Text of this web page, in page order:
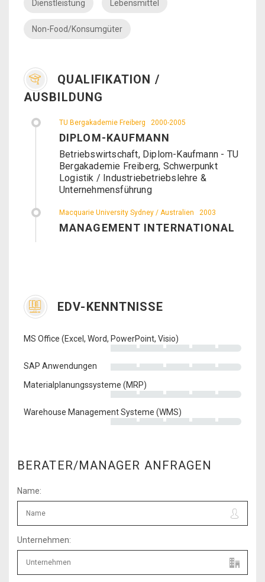
Dienstleistung Lebensmittel
Non-Food/Konsumgüter
QUALIFIKATION /
AUSBILDUNG
TU Bergakademie Freiberg 2000-2005
DIPLOM-KAUFMANN
Betriebswirtschaft, Diplom-Kaufmann - TU
Bergakademie Freiberg, Schwerpunkt
Logistik / Industriebetriebslehre &
Unternehmensführung
Macquarie University Sydney / Australien 2003
MANAGEMENT INTERNATIONAL
EDV-KENNTNISSE
MS Office (Excel, Word, PowerPoint, Visio)
SAP Anwendungen
Materialplanungssysteme (MRP)
Warehouse Management Systeme (WMS)
BERATER/MANAGER ANFRAGEN
Name:
Unternehmen: